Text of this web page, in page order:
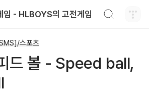
임 - HLBOYS의 고전게임
스포츠
드 볼 - Speed ball,